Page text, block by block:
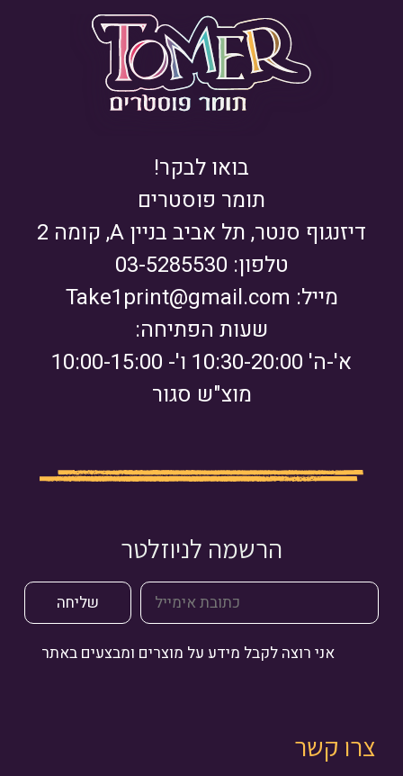
בואו לבקר!
תומר פוסטרים
דיזנגוף סנטר, תל אביב בניין A, קומה 2
טלפון: 03-5285530
מייל: Take1print@gmail.com
שעות הפתיחה:
א'-ה' 10:30-20:00 ו'- 10:00-15:00
מוצ"ש סגור
הרשמה לניוזלטר
אני רוצה לקבל מידע על מוצרים ומבצעים באתר
צרו קשר